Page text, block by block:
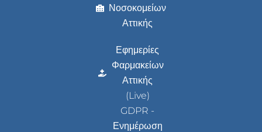
Νοσοκομείων
Αττικής
Εφημερίες
Φαρμακείων
Αττικής
(Live)
GDPR -
Ενημέρωση